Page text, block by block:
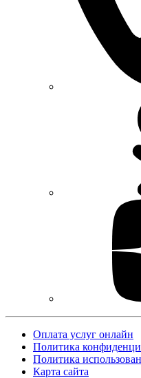
Оплата услуг онлайн
Политика
Политика
Карта сайта